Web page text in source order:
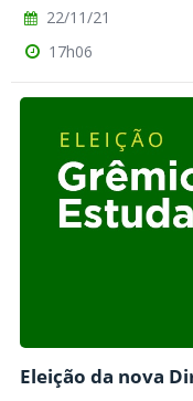
22/11/21
17h06
Eleição da nova